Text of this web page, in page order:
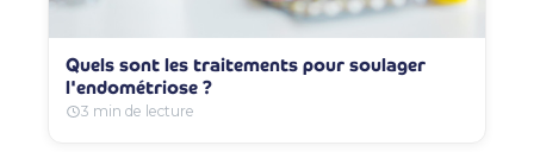
Quels sont les traitements pour soulager
l'endométriose ?
3 min de lecture